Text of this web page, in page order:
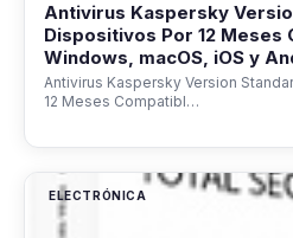
Antivirus Kaspersky
Dispositivos Por 12 Meses
Windows, macOS, iOS y
Antivirus Kaspersky Version
12 Meses Compatibl…
ELECTRÓNICA